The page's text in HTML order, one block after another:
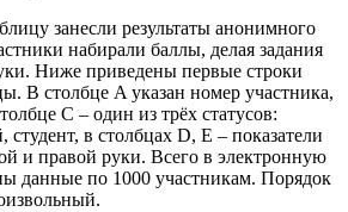
занесли результаты анонимного
набирали баллы, делая задания
Ниже приведены первые строки
В столбце A указан номер участника,
C – один из трёх статусов:
в столбцах D, E – показатели
и правой руки. Всего в электронную
данные по 1000 участникам. Порядок